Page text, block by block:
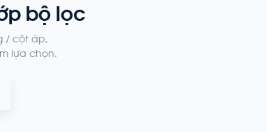
bộ lọc
/ cột áp,
lựa chọn.